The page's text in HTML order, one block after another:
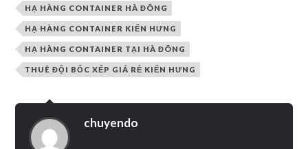
HẠ HÀNG CONTAINER HÀ ĐÔNG
HẠ HÀNG CONTAINER KIẾN HƯNG
HẠ HÀNG CONTAINER TẠI HÀ ĐÔNG
THUÊ ĐỘI BỐC XẾP GIÁ RẺ KIẾN HƯNG
chuyendo